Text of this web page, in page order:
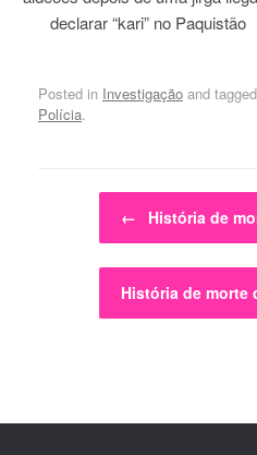
declarar “kari” no Paquistão
Posted in Investigação and tagged
Polícia.
Post navigation
← História de
História de